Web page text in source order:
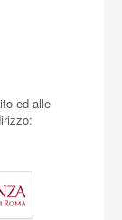
ed alle